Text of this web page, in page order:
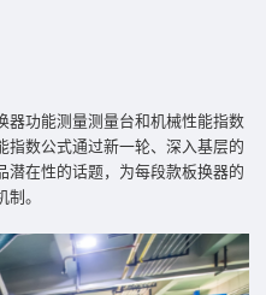
器功能测量测量台和机械性能指数
指数公式通过新一轮、深入基层的
潜在性的话题，为每段款板换器的
。